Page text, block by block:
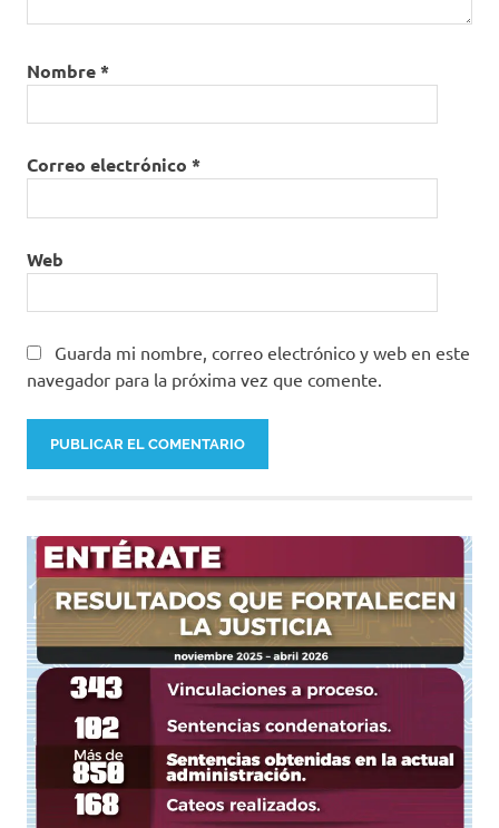
Nombre*
Correo electrónico *
Web
Guarda mi nombre, correo electrónico y web en este
navegador para la próxima vez que comente.